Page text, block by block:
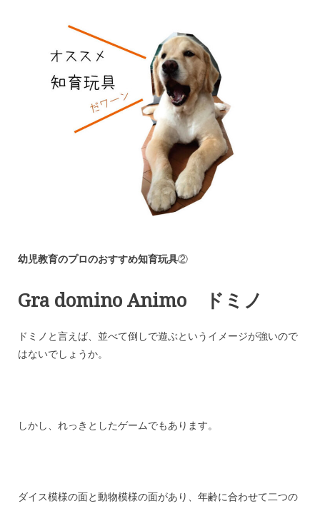
幼児教育のプロのおすすめ知育玩具②
Gra domino Animo ドミノ
ドミノと言えば、並べて倒しで遊ぶというイメージが強いので
はないでしょうか。
しかし、れっきとしたゲームでもあります。
ダイス模様の面と動物模様の面があり、年齢に合わせて二つの